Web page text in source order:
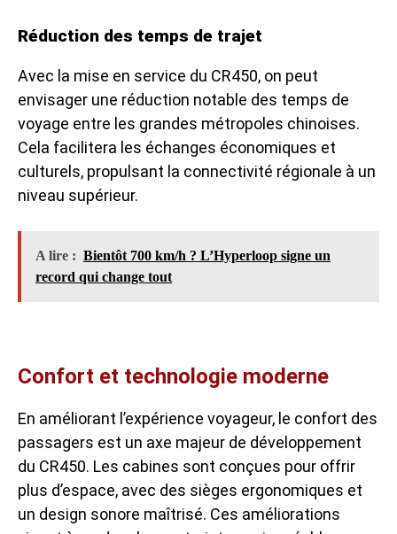
Réduction des temps de trajet
Avec la mise en service du CR450, on peut
envisager une réduction notable des temps de
voyage entre les grandes métropoles chinoises.
Cela facilitera les échanges économiques et
culturels, propulsant la connectivité régionale à un
niveau supérieur.
A lire : Bientôt 700 km/h ? L’Hyperloop signe un
record qui change tout
Confort et technologie moderne
En améliorant l’expérience voyageur, le confort des
passagers est un axe majeur de développement
du CR450. Les cabines sont conçues pour offrir
plus d’espace, avec des sièges ergonomiques et
un design sonore maîtrisé. Ces améliorations